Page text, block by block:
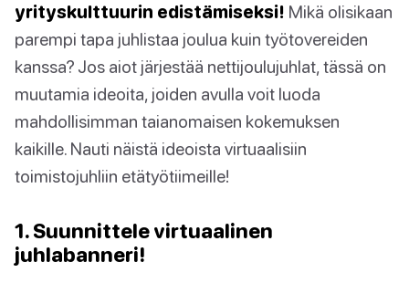
yrityskulttuurin edistämiseksi! Mikä olisikaan
parempi tapa juhlistaa joulua kuin työtovereiden
kanssa? Jos aiot järjestää nettijoulujuhlat, tässä on
muutamia ideoita, joiden avulla voit luoda
mahdollisimman taianomaisen kokemuksen
kaikille. Nauti näistä ideoista virtuaalisiin
toimistojuhliin etätyötiimeille!
1. Suunnittele virtuaalinen
juhlabanneri!